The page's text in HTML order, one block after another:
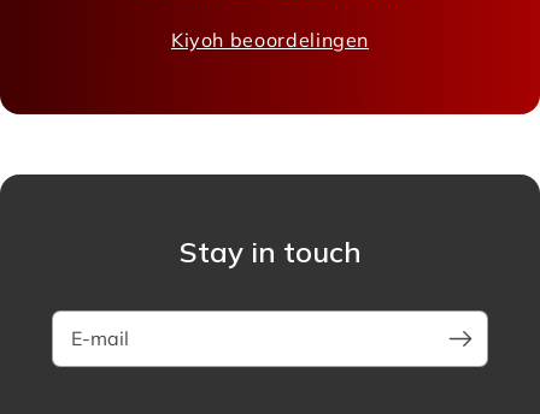
Kiyoh beoordelingen
Stay in touch
E-mail